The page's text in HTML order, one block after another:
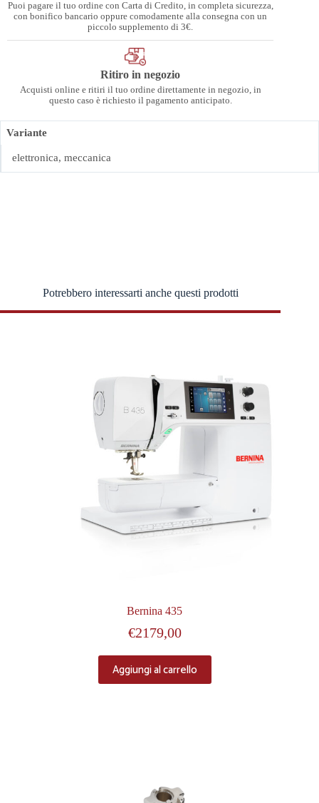
Puoi pagare il tuo ordine con Carta di Credito, in completa sicurezza,
con bonifico bancario oppure comodamente alla consegna con un
piccolo supplemento di 3€.
Ritiro in negozio
Acquisti online e ritiri il tuo ordine direttamente in negozio, in
questo caso è richiesto il pagamento anticipato.
Variante
elettronica, meccanica
Potrebbero interessarti anche questi prodotti
Bernina 435
€2179,00
Aggiungi al carrello